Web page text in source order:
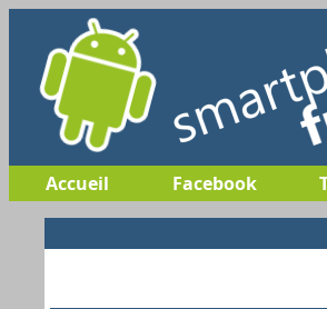
Accueil Facebook